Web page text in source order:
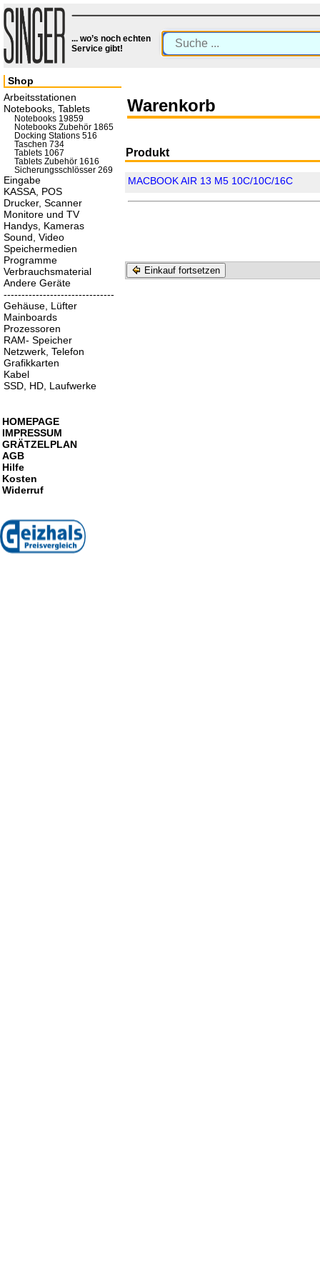
... wo’s noch echten
Service gibt!
Warenkorb
Produkt
MACBOOK AIR 13 M5 10C/10C/16C
Einkauf fortsetzen
Shop
Arbeitsstationen
Notebooks, Tablets
Notebooks 19859
Notebooks Zubehör 1865
Docking Stations 516
Taschen 734
Tablets 1067
Tablets Zubehör 1616
Sicherungsschlösser 269
Eingabe
KASSA, POS
Drucker, Scanner
Monitore und TV
Handys, Kameras
Sound, Video
Speichermedien
Programme
Verbrauchsmaterial
Andere Geräte
-------------------------------
Gehäuse, Lüfter
Mainboards
Prozessoren
RAM- Speicher
Netzwerk, Telefon
Grafikkarten
Kabel
SSD, HD, Laufwerke
HOMEPAGE
IMPRESSUM
GRÄTZELPLAN
AGB
Hilfe
Kosten
Widerruf